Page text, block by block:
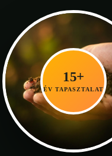
15+
ÉV TAPASZTALAT